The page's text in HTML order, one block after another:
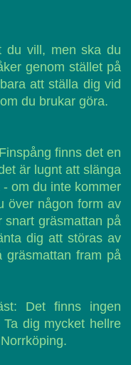
du vill, men ska du
genom stället på
att ställa dig vid
du brukar göra.
finns det en
är lugnt att slänga
om du inte kommer
över någon form av
snart gräsmattan på
dig att störas av
gräsmattan fram på
Det finns ingen
dig mycket hellre